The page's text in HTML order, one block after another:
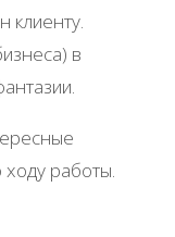
клиенту.
в
работы.